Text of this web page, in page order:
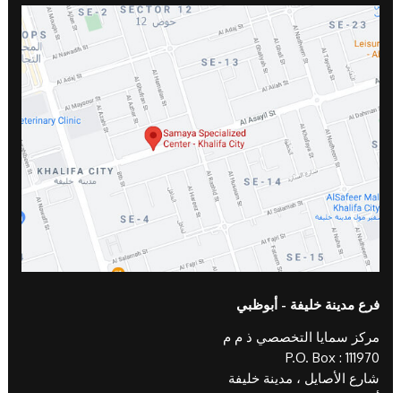
فرع مدينة خليفة - أبوظبي
مركز سمايا التخصصي ذ م م
P.O. Box : 111970
شارع الأصايل ، مدينة خليفة